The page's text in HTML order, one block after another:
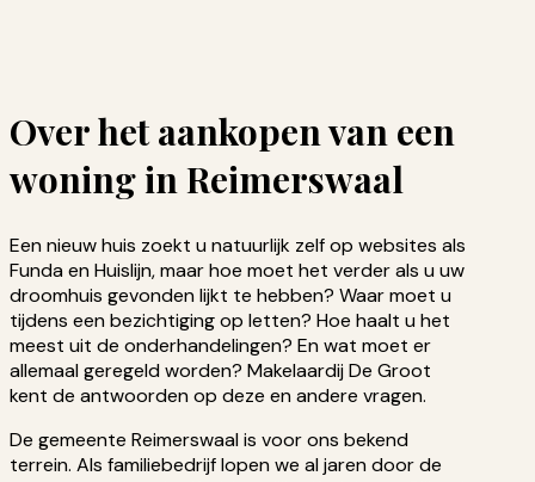
Over het aankopen van een
woning in Reimerswaal
Een nieuw huis zoekt u natuurlijk zelf op websites als
Funda en Huislijn, maar hoe moet het verder als u uw
droomhuis gevonden lijkt te hebben? Waar moet u
tijdens een bezichtiging op letten? Hoe haalt u het
meest uit de onderhandelingen? En wat moet er
allemaal geregeld worden? Makelaardij De Groot
kent de antwoorden op deze en andere vragen.
De gemeente Reimerswaal is voor ons bekend
terrein. Als familiebedrijf lopen we al jaren door de